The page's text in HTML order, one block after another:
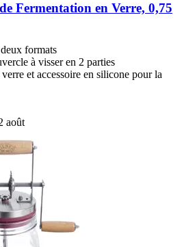
Fermentation en Verre, 0,75
formats
à visser en 2 parties
et accessoire en silicone pour la
août